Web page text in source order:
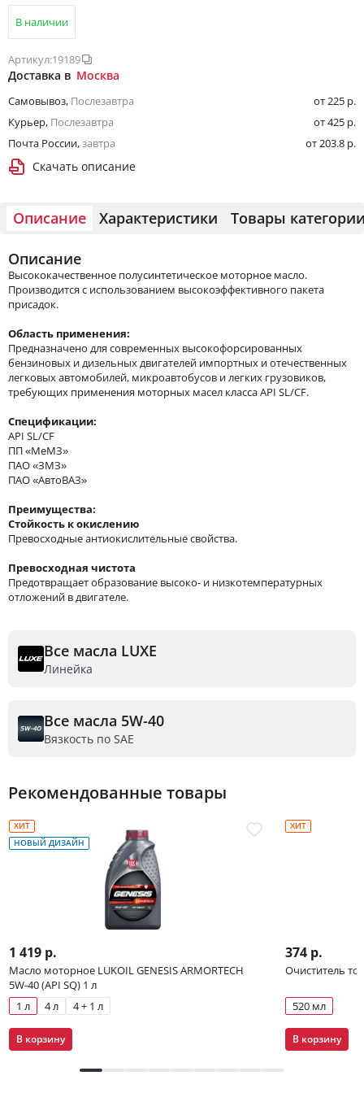
В наличии
Артикул:19189
Доставка в Москва
Самовывоз, Послезавтра
от 225 р.
Курьер, Послезавтра
от 425 р.
Почта России,завтра от 203.8 р.
Скачать описание
Описание Характеристики Товары
Описание
Высококачественное полусинтетическое моторное масло.
Производится с использованием высокоэффективного пакета
присадок.
Область применения:
Предназначено для современных высокофорсированных
бензиновых и дизельных двигателей импортных и отечественных
легковых автомобилей, микроавтобусов и легких грузовиков,
требующих применения моторных масел класса API SL/CF.
Спецификации:
API SL/CF
ПП «МеМЗ»
ПАО «ЗМЗ»
ПАО «АвтоВАЗ»
Преимущества:
Стойкость к окислению
Превосходные антиокислительные свойства.
Превосходная чистота
Предотвращает образование высоко- и низкотемпературных
отложений в двигателе.
Все масла LUXE
Линейка
Все масла 5W-40
Вязкость по SAE
Рекомендованные товары
ХИТ
НОВЫЙ ДИЗАЙН
1 419 р.
Масло моторное LUKOIL GENESIS ARMORTECH
5W-40 (API SQ) 1 л
1 л
4 л 4 + 1 л
В корзину
ХИТ
374 р.
Очиститель
520 мл
В корзину